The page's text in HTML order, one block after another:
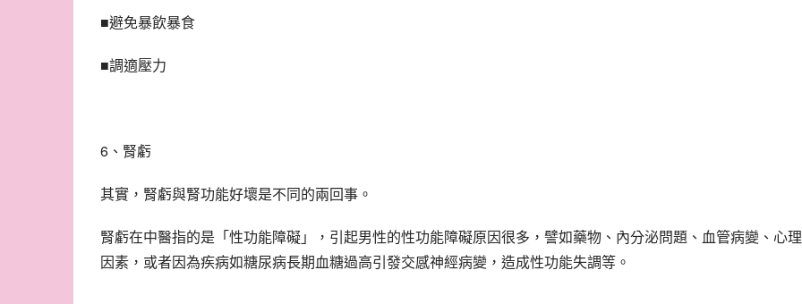
■避免暴飲暴食
■調適壓力
6、腎虧
其實，腎虧與腎功能好壞是不同的兩回事。
腎虧在中醫指的是「性功能障礙」，引起男性的性功能障礙原因很多，譬如藥物、內分泌問題、血管病變、心
因素，或者因為疾病如糖尿病長期血糖過高引發交感神經病變，造成性功能失調等。